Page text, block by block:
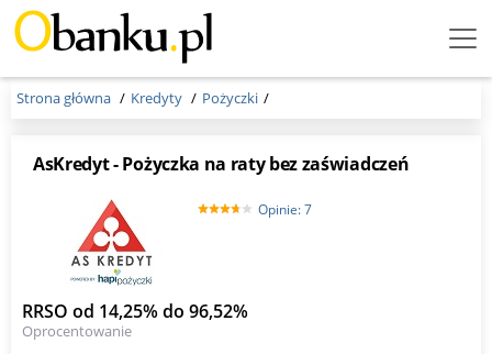
Menu
Strona główna Kredyty Pożyczki
AsKredyt - Pożyczka na raty bez zaświadczeń
Opinie: 7
RRSO od 14,25% do 96,52%
Oprocentowanie